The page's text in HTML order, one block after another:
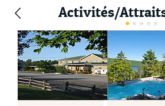
Activités/